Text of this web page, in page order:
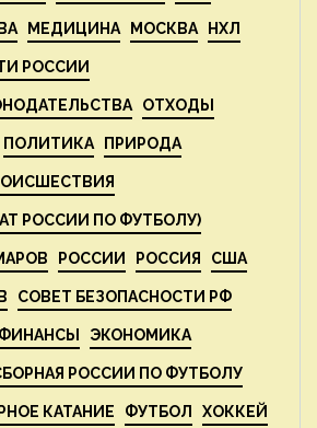
МЕДИЦИНА МОСКВА НХЛ
РОССИИ
ОТХОДЫ
ПОЛИТИКА ПРИРОДА
РОССИИ ПО ФУТБОЛУ)
РОССИИ РОССИЯ США
СОВЕТ БЕЗОПАСНОСТИ РФ
ФИНАНСЫ ЭКОНОМИКА
РОССИИ ПО ФУТБОЛУ
КАТАНИЕ ФУТБОЛ ХОККЕЙ